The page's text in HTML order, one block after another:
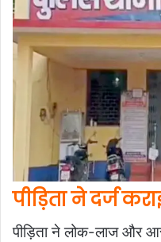
पीड़िता ने दर्ज
पीड़िता ने लोक-लाज और